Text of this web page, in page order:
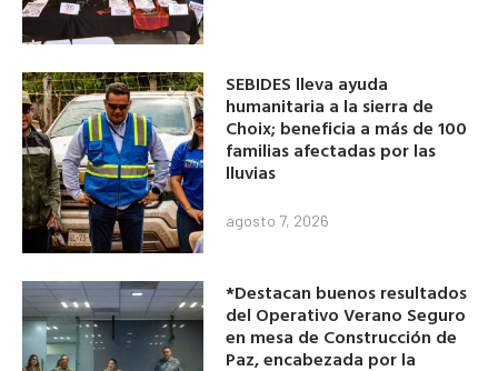
SEBIDES lleva ayuda
humanitaria a la sierra de
Choix; beneficia a más de 100
familias afectadas por las
lluvias
agosto 7, 2026
*Destacan buenos resultados
del Operativo Verano Seguro
en mesa de Construcción de
Paz, encabezada por la